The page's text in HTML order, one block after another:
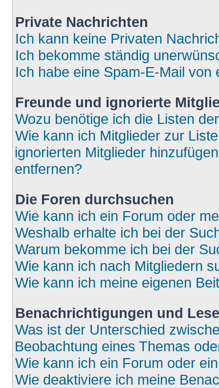
Private Nachrichten
Ich kann keine Privaten
Ich bekomme ständig
Ich habe eine Spam-E-Mail
Freunde und ignorierte
Wozu benötige ich die Listen
Wie kann ich Mitglieder zur
ignorierten Mitglieder
entfernen?
Die Foren durchsuchen
Wie kann ich ein Forum oder
Weshalb erhalte ich bei der
Warum bekomme ich bei der
Wie kann ich nach Mitgliedern
Wie kann ich meine eigenen
Benachrichtigungen und
Was ist der Unterschied
Beobachtung eines Themas
Wie kann ich ein Forum oder
Wie deaktiviere ich meine